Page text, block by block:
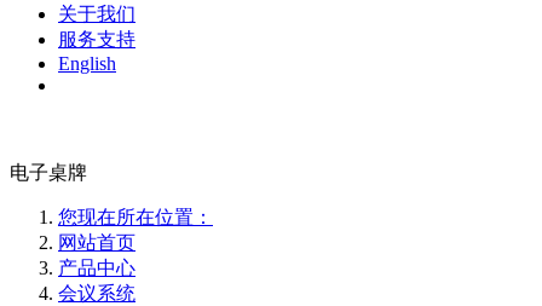
关于我们
服务支持
English
电子桌牌
您现在所在位置：
网站首页
产品中心
会议系统